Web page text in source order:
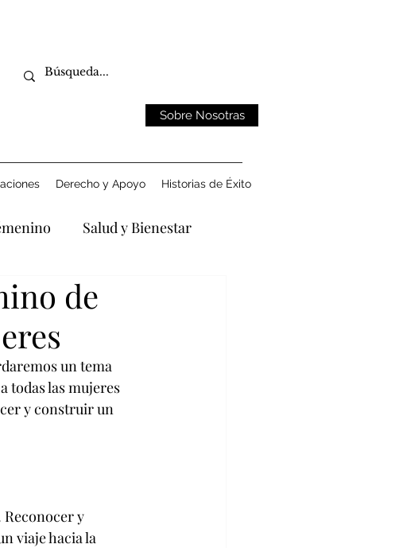
Sobre Nosotras
Derecho y Apoyo Historias de Éxito
Salud y Bienestar
Afrontando la Pérdida
de
un tema
todas las mujeres
y construir un
y
viaje hacia la